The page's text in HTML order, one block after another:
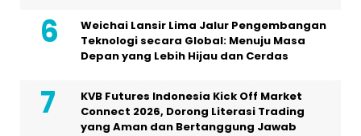
Weichai Lansir Lima Jalur Pengembangan
Teknologi secara Global: Menuju Masa
Depan yang Lebih Hijau dan Cerdas
KVB Futures Indonesia Kick Off Market
Connect 2026, Dorong Literasi Trading
yang Aman dan Bertanggung Jawab